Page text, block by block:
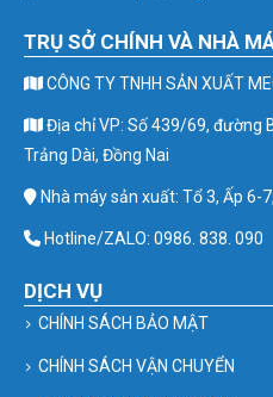
TRỤ SỞ CHÍNH VÀ NHÀ
CÔNG TY TNHH SẢN XUẤT
Địa chỉ VP: Số 439/69, đường
Trảng Dài, Đồng Nai
Nhà máy sản xuất: Tổ 3, Ấp 6-
Hotline/ZALO: 0986. 838. 090
DỊCH VỤ
CHÍNH SÁCH BẢO MẬT
CHÍNH SÁCH VẬN CHUYỂN